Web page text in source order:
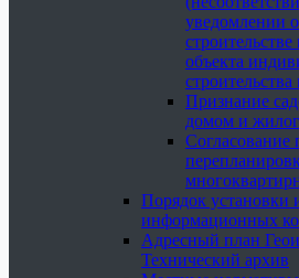
уведомлении
объекта
Признание
домом и
Согласование
Порядок установки
информационных
Адресный план
Технический архив